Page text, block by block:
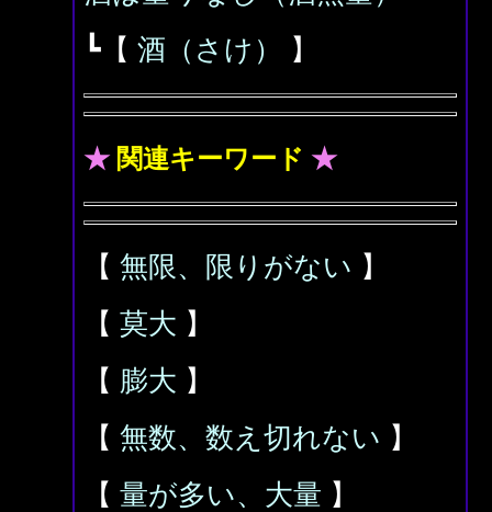
┗【 酒（さけ） 】
★ 関連キーワード ★
【 無限、限りがない 】
【 莫大 】
【 膨大 】
【 無数、数え切れない 】
【 量が多い、大量 】